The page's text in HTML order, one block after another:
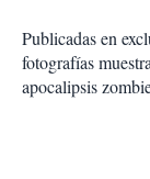
Publicadas en
fotografías
apocalipsis